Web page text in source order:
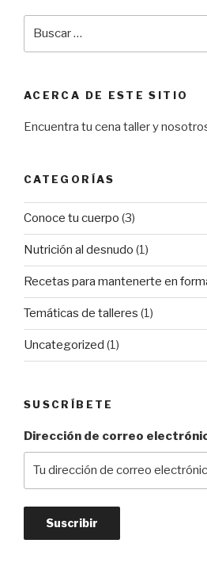
ACERCA DE ESTE SITIO
Encuentra tu cena taller y
CATEGORÍAS
Conoce tu cuerpo (3)
Nutrición al desnudo (1)
Recetas para mantenerte en
Temáticas de talleres (1)
Uncategorized (1)
SUSCRÍBETE
Dirección de correo